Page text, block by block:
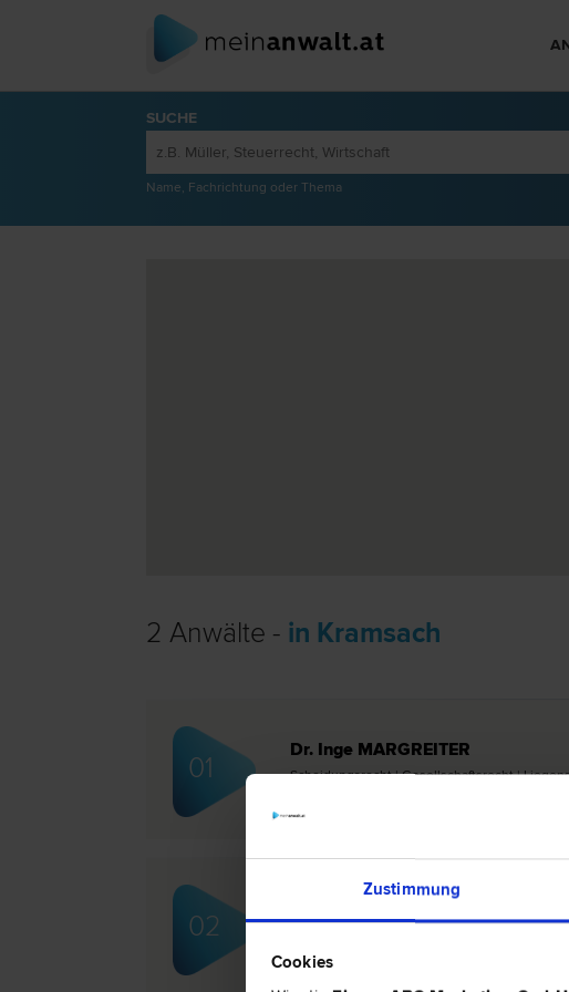
Zustimmung
Cookies
SUCHE
Name, Fachrichtung oder Thema
2 Anwälte - in Kramsach
01
Dr. Inge MARGREITER
Scheidungs­recht | Gesellschafts­recht |
02